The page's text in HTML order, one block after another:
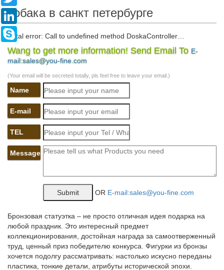
собака в санкт петербурге
Fatal error: Call to undefined method DoskaController…
Пиренейская горная собака в Санкт-Петербурге.
© 2017 Формула любви. Все права защищены. Копирование,
публикация, перепечатывание или дальнейшее
распространение информации возможно только при указании
гиперссылки на этот ресурс.
Юла – доска объявлений в Санкт-Петербурге, бесплатные…
Доска объявлений – свежие объявления частных лиц о
продаже и покупке товаров всех категорий в Санкт-
Ошибочка вышла | Вернуться на главную
galereya-kartinokzrsm.irbis-master.ru/в/1
Цены на экскурсии на бали 2016 в нуса дуа.
Цены Санкт-Петербурга 2017, сколько стоит еда, транспорт,
Wang to get more information! Send Email To E-
mail:sales@you-fine.com
(Your email will be secreted totally, pls feel free to leave your email.)
Name
E-mail
TEL
Message
OR E-mail:sales@you-fine.com
Бронзовая статуэтка – не просто отличная идея подарка на
любой праздник. Это интересный предмет
коллекционирования, достойная награда за самоотверженный
труд, ценный приз победителю конкурса. Фигурки из бронзы
хочется подолгу рассматривать: настолько искусно переданы
пластика, тонкие детали, атрибуты исторической эпохи.
LinkedIn